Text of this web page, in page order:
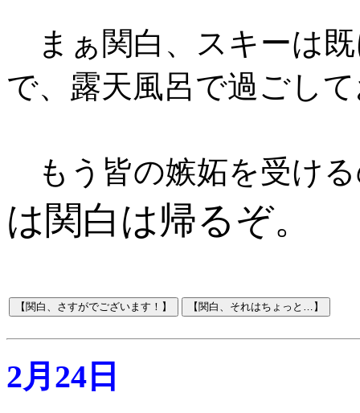
まぁ関白、スキーは
で、露天風呂で過ごし
もう皆の嫉妬を受け
は関白は帰るぞ。
2月24日